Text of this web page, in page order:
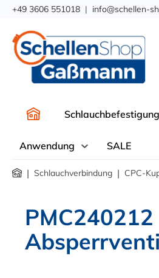
Zur Hauptnavigation
+49 3606 551018 | info@schellen-
Schlauchbefestigung
Anwendung SALE
| Schlauchverbindung | CPC-